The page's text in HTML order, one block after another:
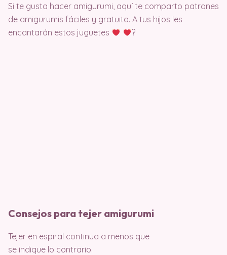
Si te gusta hacer amigurumi, aquí te comparto patrones
de amigurumis fáciles y gratuito. A tus hijos les
encantarán estos juguetes
?
Consejos para tejer amigurumi
Tejer en espiral continua a menos que
se indique lo contrario.